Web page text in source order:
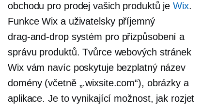
obchodu pro prodej vašich produktů jeWix.
Funkce Wix a uživatelsky příjemný
drag-and-dropsystém pro přizpůsobení a
správu produktů. Tvůrce webových stránek
Wix vám navíc poskytuje bezplatný název
domény (včetně „.wixsite.com“), obrázky a
aplikace. Je to vynikající možnost, jak rozjet